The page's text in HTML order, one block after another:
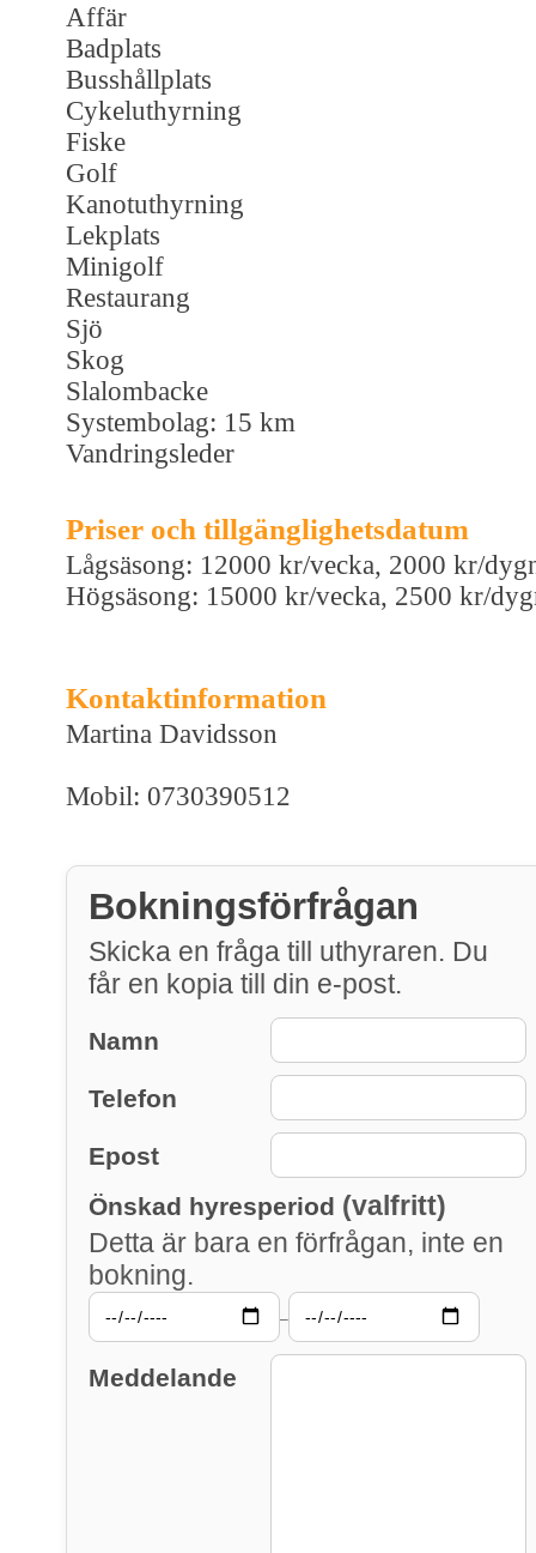
Affär
Badplats
Busshållplats
Cykeluthyrning
Fiske
Golf
Kanotuthyrning
Lekplats
Minigolf
Restaurang
Sjö
Skog
Slalombacke
Systembolag: 15 km
Vandringsleder
Priser och tillgänglighetsdatum
Lågsäsong: 12000 kr/vecka, 2000 kr/
Högsäsong: 15000 kr/vecka, 2500 kr/
Kontaktinformation
Martina Davidsson
Mobil: 0730390512
Bokningsförfrågan
Skicka en fråga till uthyraren. Du
får en kopia till din e-post.
Namn
Telefon
Epost
Önskad hyresperiod (valfritt)
Detta är bara en förfrågan, inte en
bokning.
–
Meddelande